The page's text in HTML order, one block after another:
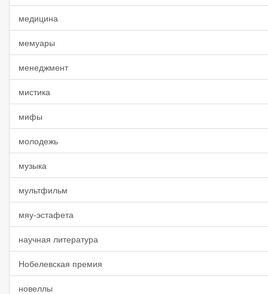
медицина
мемуары
менеджмент
мистика
мифы
молодежь
музыка
мультфильм
мяу-эстафета
научная литература
Нобелевская премия
новеллы